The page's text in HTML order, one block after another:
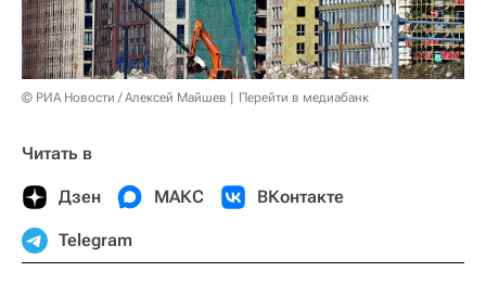
© РИА Новости / Алексей Майшев Перейти в медиабанк
Читать в
Дзен МАКС ВКонтакте
Telegram